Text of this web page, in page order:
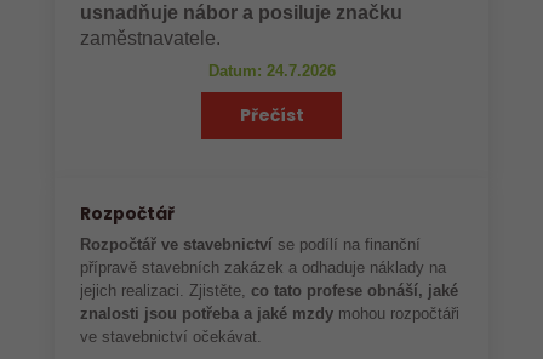
usnadňuje nábor a posiluje značku
zaměstnavatele.
Datum: 24.7.2026
Přečíst
Rozpočtář
Rozpočtář ve stavebnictví se podílí na finanční
přípravě stavebních zakázek a odhaduje náklady na
jejich realizaci. Zjistěte,co tato profese obnáší, jaké
znalosti jsou potřeba a jaké mzdy mohou rozpočtáři
ve stavebnictví očekávat.